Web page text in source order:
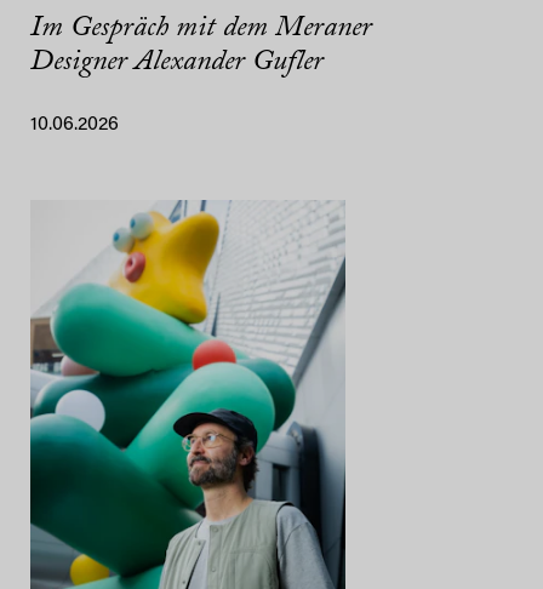
Im Gespräch mit dem Meraner
Designer Alexander Gufler
10.06.2026